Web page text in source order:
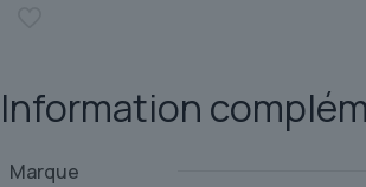
Information
Marque